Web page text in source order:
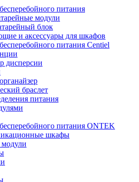
питания
модули
блок
и аксессуары для шкафов
питания Centiel
дисперсии
браслет
питания
питания ONTEK
шкафы